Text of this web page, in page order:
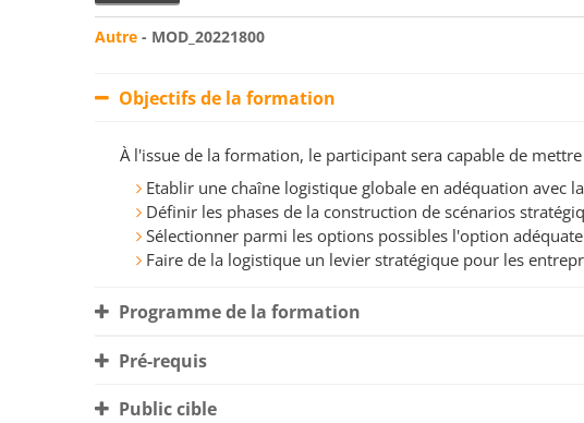
Autre - MOD_20221800
Objectifs de la formation
À l'issue de la formation, le participant sera capable de
Etablir une chaîne logistique globale en adéquation avec
Définir les phases de la construction de scénarios
Sélectionner parmi les options possibles l'option adéquate
Faire de la logistique un levier stratégique pour les
Programme de la formation
Pré-requis
Public cible